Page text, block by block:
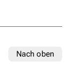
Nach oben